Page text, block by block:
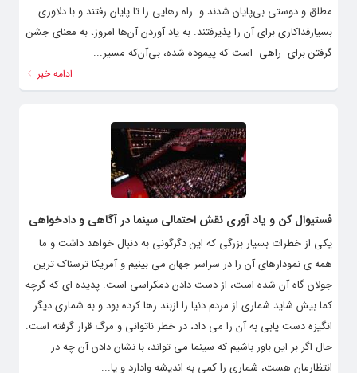
مطلق و دوستی بی‌پایان شدند و راه رهایی را تا پایان رفتند و با دلاوری
بسیارفداکاری برای آن را پذیرفتند. به یاد آوردن آن‌ها امروز، به معنای جشن
گرفتن برای راهی است که پیموده شده، بی‌آن‌که مسیر...
ادامه خبر
فستیوال کن و یاد آوری نقش احتمالی سینما در آگاهی و دادخواهی
یکی از خطرات بسیار بزرگی که این دگرگونی به دنبال خواهد داشت و ما
همه ی نمودارهای آن را در سراسر جهان می بینیم و آمریکا ترسناک ترین
جولان گاه آن شده است، از دست دادن دمکراسی است. پدیده ای که گرچه
کما بیش شاید شماری از مردم دنیا را ازبند رها کرده بود و به شماری دیگر
انگیزه دست یابی به آن را می داد، در خطر ناتوانی و مرگ قرار گرفته است.
حال اگر بر این باور باشیم که سینما می تواند، با نشان دادن آن چه در
انتظارمان هست، شماری را کمی به اندیشه وادارد و یا...